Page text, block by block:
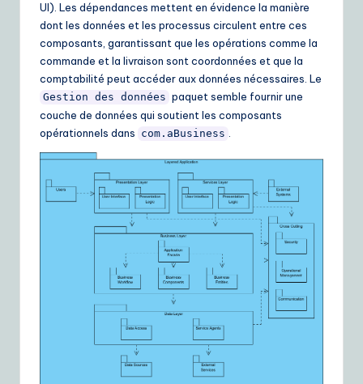
UI). Les dépendances mettent en évidence la manière
dont les données et les processus circulent entre ces
composants, garantissant que les opérations comme la
commande et la livraison sont coordonnées et que la
comptabilité peut accéder aux données nécessaires. Le
Gestion des données paquet semble fournir une
couche de données qui soutient les composants
opérationnels dans com.aBusiness .